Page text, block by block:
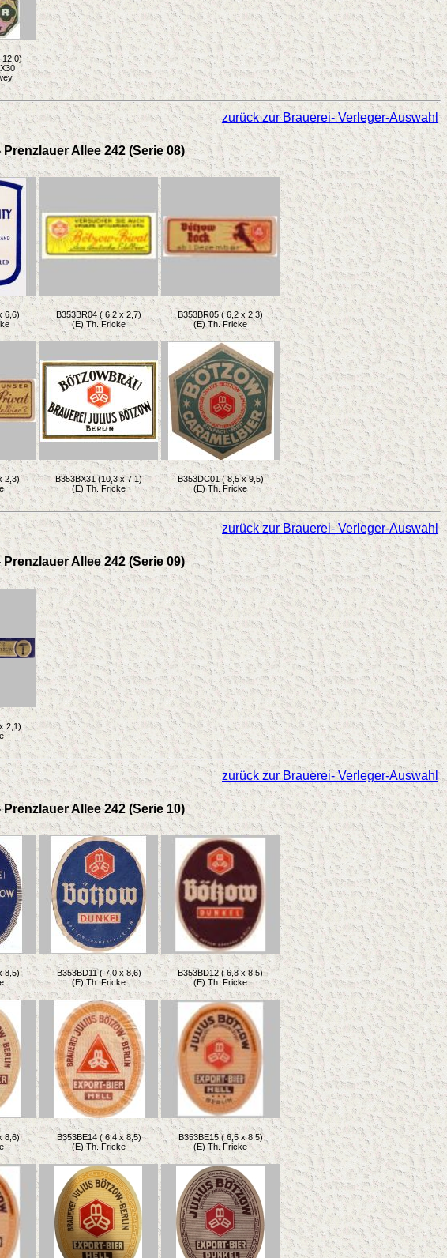
12,0)
zurück zur Brauerei- Verleger-Auswahl
Allee 242 (Serie 08)
6,6)
B353BR04 ( 6,2 x 2,7)
(E) Th. Fricke
B353BR05 ( 6,2 x 2,3)
(E) Th. Fricke
2,3)
B353BX31 (10,3 x 7,1)
(E) Th. Fricke
B353DC01 ( 8,5 x 9,5)
(E) Th. Fricke
zurück zur Brauerei- Verleger-Auswahl
Allee 242 (Serie 09)
2,1)
zurück zur Brauerei- Verleger-Auswahl
Allee 242 (Serie 10)
8,5)
B353BD11 ( 7,0 x 8,6)
(E) Th. Fricke
B353BD12 ( 6,8 x 8,5)
(E) Th. Fricke
8,6)
B353BE14 ( 6,4 x 8,5)
(E) Th. Fricke
B353BE15 ( 6,5 x 8,5)
(E) Th. Fricke